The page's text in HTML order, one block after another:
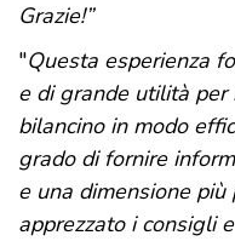
Grazie!”
"Questa esperienza
e di grande utilità per
bilancino in modo
grado di fornire
e una dimensione
apprezzato i consigli